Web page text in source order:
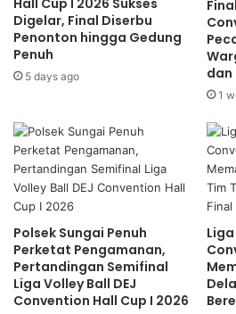
Digelar, Final Diserbu
Penonton hingga Gedung
Penuh
5 days ago
dan
1
Polsek Sungai Penuh
Perketat Pengamanan,
Pertandingan Semifinal
Liga Volley Ball DEJ
Convention Hall Cup I 2026